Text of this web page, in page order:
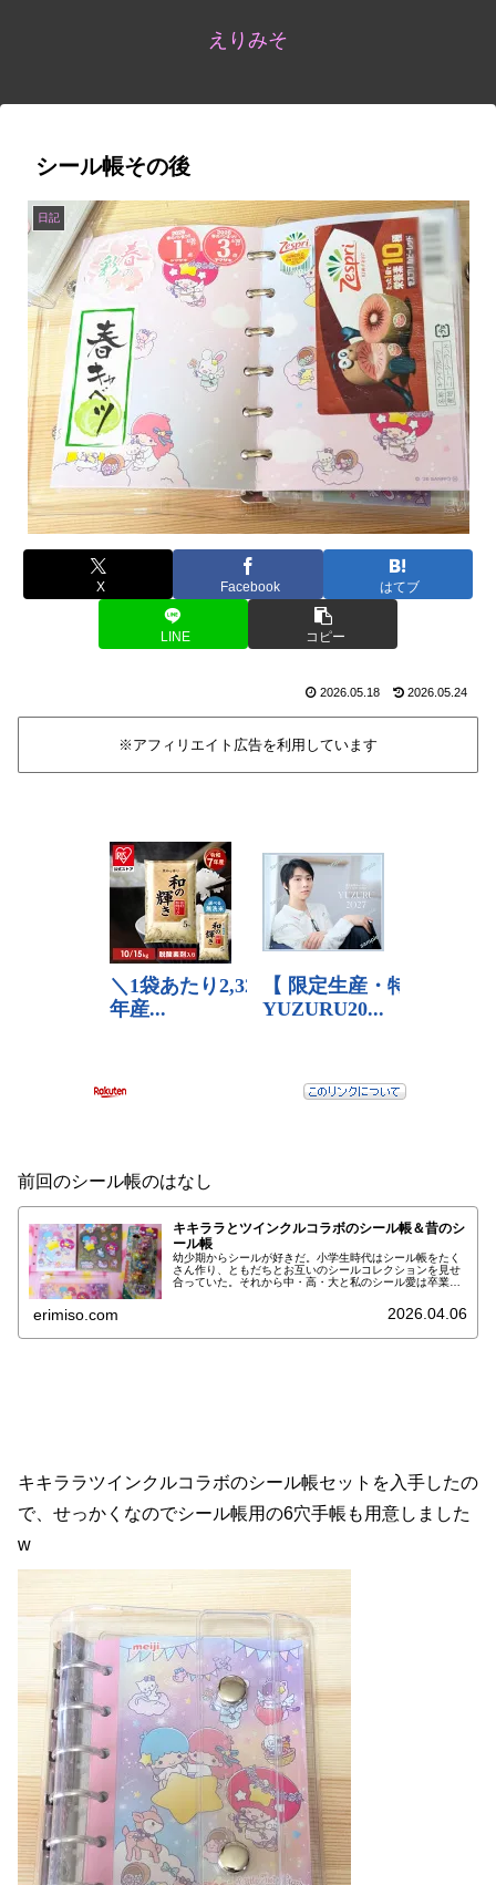
えりみそ
シール帳その後
日記
X Facebook はてブ
LINE コピー
2026.05.18 2026.05.24
※アフィリエイト広告を利用しています
前回のシール帳のはなし
キキララとツインクルコラボのシール帳＆昔のシ
ール帳
幼少期からシールが好きだ。小学生時代はシール帳をたく
さん作り、ともだちとお互いのシールコレクションを見せ
合っていた。それから中・高・大と私のシール愛は卒業し
erimiso.com 2026.04.06
キキララツインクルコラボのシール帳セットを入手したの
で、せっかくなのでシール帳用の6穴手帳も用意しました
w